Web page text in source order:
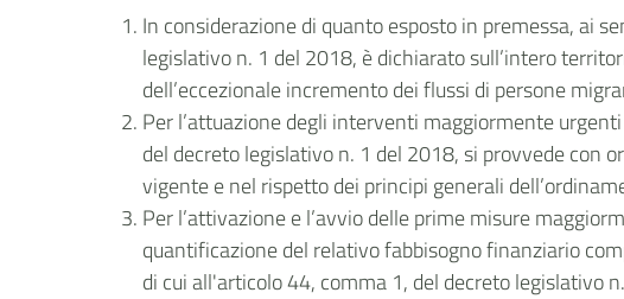
In considerazione di quanto esposto in premessa, ai
legislativo n. 1 del 2018, è dichiarato sull’intero
dell’eccezionale incremento dei flussi di persone
Per l’attuazione degli interventi maggiormente
del decreto legislativo n. 1 del 2018, si provvede con
vigente e nel rispetto dei principi generali
Per l’attivazione e l’avvio delle prime misure
quantificazione del relativo fabbisogno finanziario
di cui all'articolo 44, comma 1, del decreto legislativo